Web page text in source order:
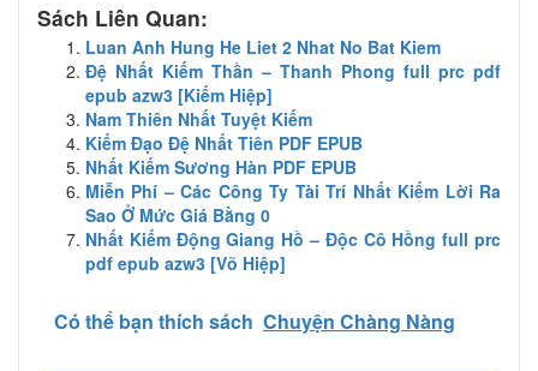
Sách Liên Quan:
Luan Anh Hung He Liet 2 Nhat No Bat Kiem
Đệ Nhất Kiếm Thần – Thanh Phong full prc pdf
epub azw3 [Kiếm Hiệp]
Nam Thiên Nhất Tuyệt Kiếm
Kiếm Đạo Đệ Nhất Tiên PDF EPUB
Nhất Kiếm Sương Hàn PDF EPUB
Miễn Phí – Các Công Ty Tài Trí Nhất Kiếm Lời Ra
Sao Ở Mức Giá Bằng 0
Nhất Kiếm Động Giang Hồ – Độc Cô Hồng full prc
pdf epub azw3 [Võ Hiệp]
Có thể bạn thích sách Chuyện Chàng Nàng